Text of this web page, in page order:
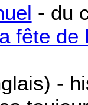
- du
fête de
-